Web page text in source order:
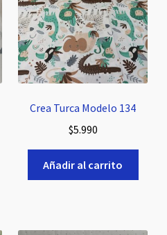
Crea Turca Modelo 134
$5.990
Añadir al carrito